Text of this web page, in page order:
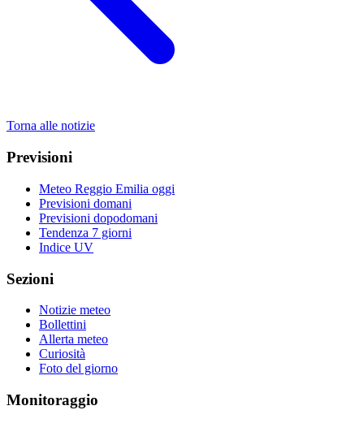
Torna alle notizie
Previsioni
Meteo Reggio Emilia oggi
Previsioni domani
Previsioni dopodomani
Tendenza 7 giorni
Indice UV
Sezioni
Notizie meteo
Bollettini
Allerta meteo
Curiosità
Foto del giorno
Monitoraggio